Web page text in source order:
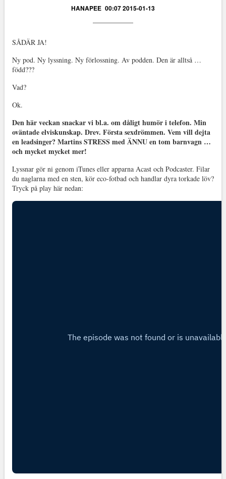
HANAPEE 00:07 2015-01-13
SÅDÄR JA!
Ny pod. Ny lyssning. Ny förlossning. Av podden. Den är alltså …
född???
Vad?
Ok.
Den här veckan snackar vi bl.a. om dåligt humör i telefon. Min
oväntade elviskunskap. Drev. Första sexdrömmen. Vem vill dejta
en leadsinger? Martins STRESS med ÄNNU en tom barnvagn …
och mycket mycket mer!
Lyssnar gör ni genom iTunes eller apparna Acast och Podcaster. Filar
du naglarna med en sten, kör eco-fotbad och handlar dyra torkade löv?
Tryck på play här nedan: